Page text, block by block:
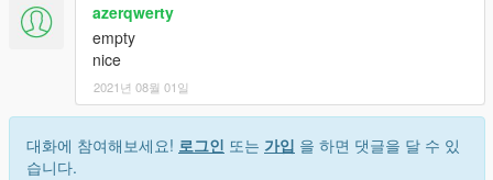
azerqwerty
empty
nice
2021년 08월 01일
대화에 참여해보세요! 로그인 또는 가입 을 하면 댓글을 달 수 있
습니다.